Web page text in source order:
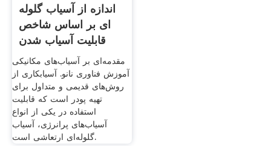
اندازه از آسیاب گلوله
ای بر اساس شاخص
قابلیت آسیاب شدن
مقدمه‌ای بر آسیاب‌های مکانیکی
آموزش فناوری نانو. آسیابکاری از
روش‌های قدیمی و متداول برای
تهیه پودر است که قابلیت
استفاده در یکی از انواع
آسیاب‌های پرانرژی، آسیاب
گلوله‌ای ارتعاشی است.